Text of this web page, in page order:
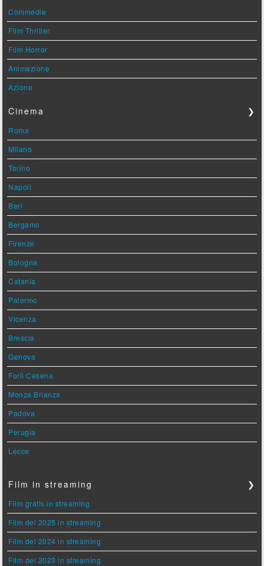
Commedie
Film Thriller
Film Horror
Animazione
Azione
Cinema ❯
Roma
Milano
Torino
Napoli
Bari
Bergamo
Firenze
Bologna
Catania
Palermo
Vicenza
Brescia
Genova
Forlì Cesena
Monza Brianza
Padova
Perugia
Lecce
Film in streaming ❯
Film gratis in streaming
Film del 2025 in streaming
Film del 2024 in streaming
Film del 2023 in streaming